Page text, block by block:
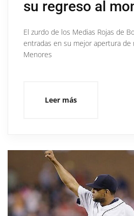
su regreso al
El zurdo de los Medias Rojas de
entradas en su mejor apertura de
Menores
Leer más